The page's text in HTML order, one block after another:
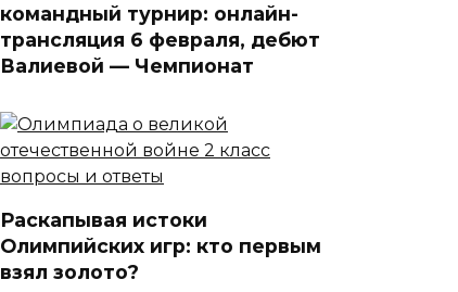
командный турнир: онлайн-
трансляция 6 февраля, дебют
Валиевой — Чемпионат
Раскапывая истоки
Олимпийских игр: кто первым
взял золото?